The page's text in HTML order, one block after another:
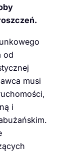
od
musi
i